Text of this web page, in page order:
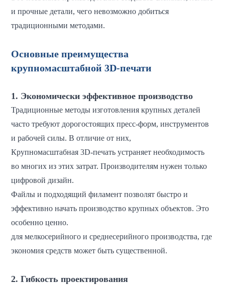
и прочные детали, чего невозможно добиться
традиционными методами.
Основные преимущества
крупномасштабной 3D-печати
1. Экономически эффективное производство
Традиционные методы изготовления крупных деталей
часто требуют дорогостоящих пресс-форм, инструментов
и рабочей силы. В отличие от них,
Крупномасштабная 3D-печать устраняет необходимость
во многих из этих затрат. Производителям нужен только
цифровой дизайн.
Файлы и подходящий филамент позволят быстро и
эффективно начать производство крупных объектов. Это
особенно ценно.
для мелкосерийного и среднесерийного производства, где
экономия средств может быть существенной.
2. Гибкость проектирования